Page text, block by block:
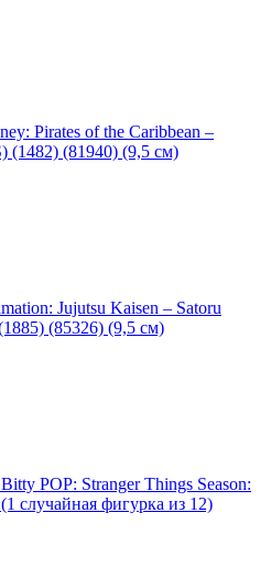
Pirates of the Caribbean –
(1482) (81940) (9,5 см)
Jujutsu Kaisen – Satoru
(85326) (9,5 см)
POP: Stranger Things Season:
случайная фигурка из 12)